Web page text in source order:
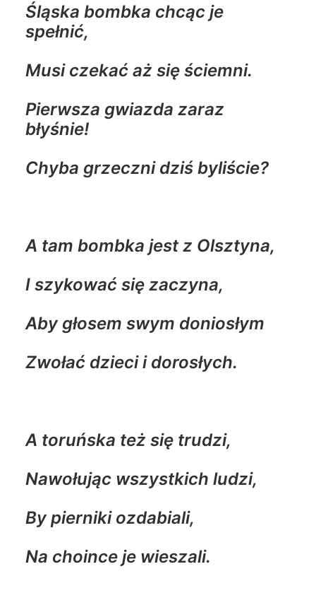
Śląska bombka chcąc je
spełnić,
Musi czekać aż się ściemni.
Pierwsza gwiazda zaraz
błyśnie!
Chyba grzeczni dziś byliście?
A tam bombka jest z Olsztyna,
I szykować się zaczyna,
Aby głosem swym doniosłym
Zwołać dzieci i dorosłych.
A toruńska też się trudzi,
Nawołując wszystkich ludzi,
By pierniki ozdabiali,
Na choince je wieszali.